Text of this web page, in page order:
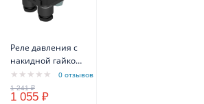
Реле давления с
накидной гайкой
VODOS PM/5 1/4" -
FG 16A(10A) IP44
0 отзывов
1 055 ₽